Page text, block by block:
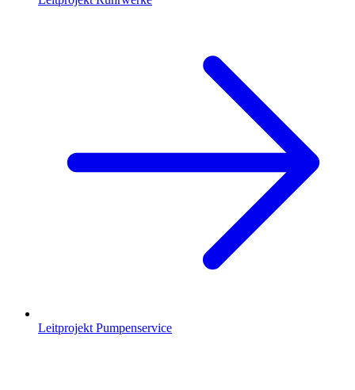
Leitprojekt Pumpenservice